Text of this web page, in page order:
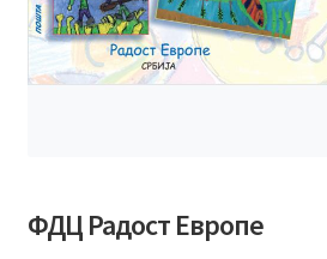
ФДЦ Радост Европе